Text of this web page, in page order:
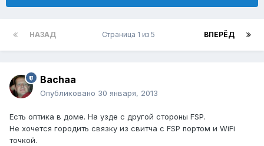
НАЗАД ВПЕРЁД
Страница 1 из 5
Bachaa
Опубликовано 30 января, 2013
Есть оптика в доме. На узде с другой стороны FSP.
Не хочется городить связку из свитча с FSP портом и WiFi
точкой.